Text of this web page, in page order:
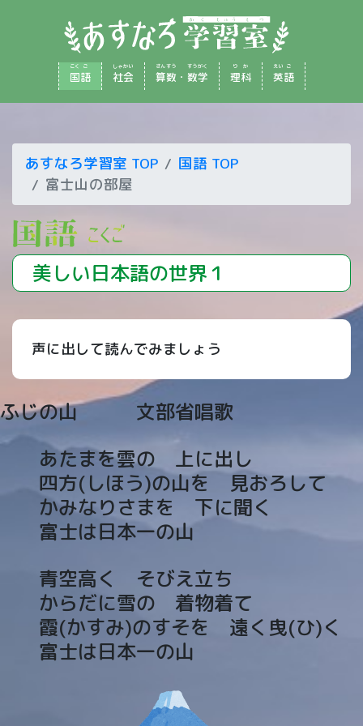
国
こく
語
ご
社
しゃ
会
かい
算
さん
数
すう
・ 数
すう
学
がく
理
り
科
か
英
えい
語
ご
あすなろ学習室 TOP
国語 TOP
富士山の部屋
美しい日本語の世界１
声に出して読んでみましょう
ふじの山 文部省唱歌
あたまを雲の 上に出し
四方(しほう)の山を 見おろして
かみなりさまを 下に聞く
富士は日本一の山
青空高く そびえ立ち
からだに雪の 着物着て
霞(かすみ)のすそを 遠く曳(ひ)く
富士は日本一の山